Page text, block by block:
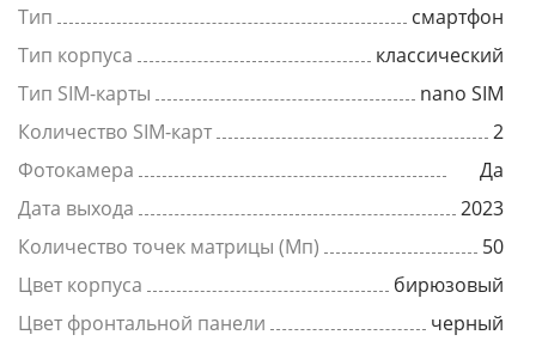
Тип
смартфон
Тип корпуса
классический
Тип SIM-карты
nano SIM
Количество SIM-карт
2
Фотокамера
Да
Дата выхода
2023
Количество точек матрицы (Мп)
50
Цвет корпуса
бирюзовый
Цвет фронтальной панели
черный